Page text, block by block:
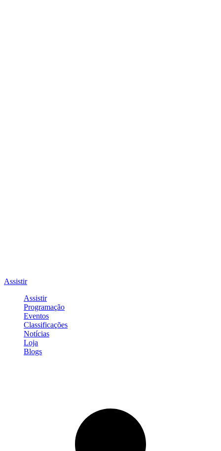
Assistir
Assistir
Programação
Eventos
Classificações
Notícias
Loja
Blogs